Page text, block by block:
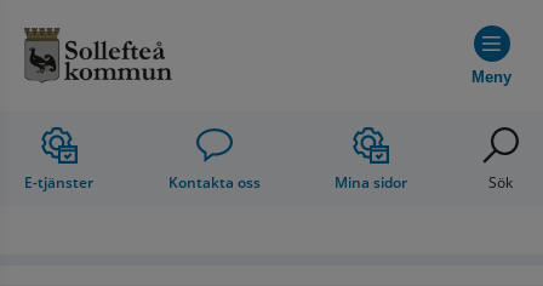
Meny
E-tjänster Kontakta oss Mina sidor Sök